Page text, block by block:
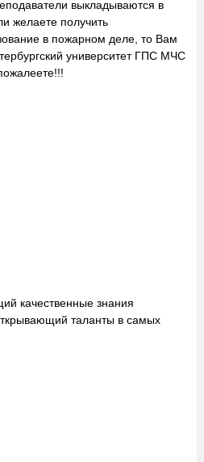
выкладываются в
желаете получить
в пожарном деле, то Вам
университет ГПС МЧС
качественные знания
таланты в самых